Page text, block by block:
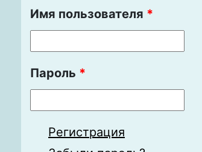
Имя пользователя *
Пароль *
Регистрация